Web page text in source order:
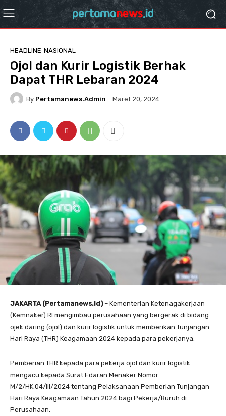
HEADLINE NASIONAL
Ojol dan Kurir Logistik Berhak
Dapat THR Lebaran 2024
By Pertamanews.admin Maret 20, 2024
JAKARTA (Pertamanews.id) – Kementerian Ketenagakerjaan
(Kemnaker) RI mengimbau perusahaan yang bergerak di bidang
ojek daring (ojol) dan kurir logistik untuk memberikan Tunjangan
Hari Raya (THR) Keagamaan 2024 kepada para pekerjanya.
Pemberian THR kepada para pekerja ojol dan kurir logistik
mengacu kepada Surat Edaran Menaker Nomor
M/2/HK.04/III/2024 tentang Pelaksanaan Pemberian Tunjangan
Hari Raya Keagamaan Tahun 2024 bagi Pekerja/Buruh di
Perusahaan.